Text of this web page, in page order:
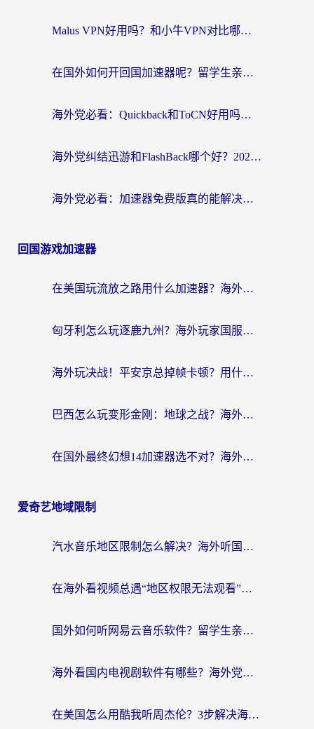
Malus VPN好用吗？和小牛VPN对比哪个回国效果更好？海外党亲测实用指南
在国外如何开回国加速器呢？留学生亲测的无缝访问国内资源指南
海外党必看：Quickback和ToCN好用吗？3分钟选对回国加速器的实用指南
海外党纠结迅游和FlashBack哪个好？2026实用指南教你选对回国加速器
海外党必看：加速器免费版真的能解决回国访问难题吗？附实用选择指南
回国游戏加速器
在美国玩流放之路用什么加速器？海外党国服游戏不卡顿的终极攻略
匈牙利怎么玩逐鹿九州？海外玩家国服游戏加速器终极指南（附永劫无间荣耀新三国解决方案）
海外玩决战！平安京总掉帧卡顿？用什么加速器比较好？实测指南来了
巴西怎么玩变形金刚：地球之战？海外玩家国服游戏加速终极指南（附新诛仙延迟密室逃脱18解决办法）
在国外最终幻想14加速器选不对？海外玩家的国服游戏加速避坑指南
爱奇艺地域限制
汽水音乐地区限制怎么解决？海外听国内音乐的实用指南来了
在海外看视频总遇“地区权限无法观看”？这篇攻略帮你轻松解锁国内影视动漫
国外如何听网易云音乐软件？留学生亲测有效的回国加速方案
海外看国内电视剧软件有哪些？海外党专属追剧指南来了
在美国怎么用酷我听周杰伦？3步解决海外听歌地域限制，附QQ音乐网易云通用技巧